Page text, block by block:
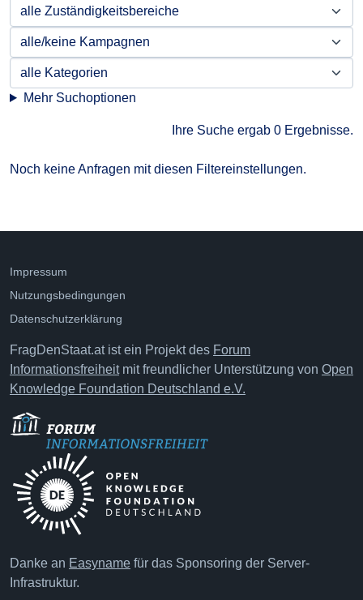
Mehr Suchoptionen
Ihre Suche ergab 0 Ergebnisse.
Noch keine Anfragen mit diesen Filtereinstellungen.
Impressum
Nutzungsbedingungen
Datenschutzerklärung
FragDenStaat.at ist ein Projekt des Forum
Informationsfreiheitmit freundlicher Unterstützung von Open
Knowledge Foundation Deutschland e.V.
Danke an Easyname für das Sponsoring der Server-
Infrastruktur.